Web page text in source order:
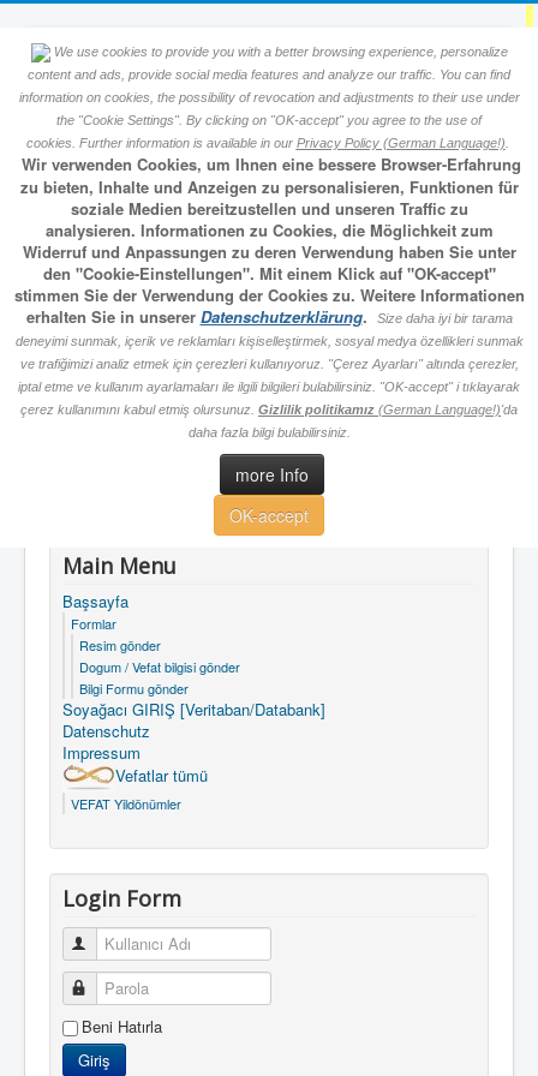
We use cookies to provide you with a better browsing experience, personalize
content and ads, provide social media features and analyze our traffic. You can find
information on cookies, the possibility of revocation and adjustments to their use under
the "Cookie Settings". By clicking on "OK-accept" you agree to the use of
cookies. Further information is available in our Privacy Policy (German Language!)
Wir verwenden Cookies, um Ihnen eine bessere Browser-Erfahrung
zu bieten, Inhalte und Anzeigen zu personalisieren, Funktionen für
soziale Medien bereitzustellen und unseren Traffic zu
analysieren. Informationen zu Cookies, die Möglichkeit zum
Widerruf und Anpassungen zu deren Verwendung haben Sie unter
den "Cookie-Einstellungen". Mit einem Klick auf "OK-accept"
stimmen Sie der Verwendung der Cookies zu. Weitere Informationen
erhalten Sie in unserer Datenschutzerklärung.
Size daha iyi bir tarama
deneyimi sunmak, içerik ve reklamları kişiselleştirmek, sosyal medya özellikleri sunmak
ve trafiğimizi analiz etmek için çerezleri kullanıyoruz. "Çerez Ayarları" altında çerezler,
iptal etme ve kullanım ayarlamaları ile ilgili bilgileri bulabilirsiniz. "OK-accept" i tıklayarak
çerez kullanımını kabul etmiş olursunuz. Gizlilik politikamız (German Language!)'da
daha fazla bilgi bulabilirsiniz.
more Info
OK-accept
Okumuş Sülalesi Soy ağacı
veritabanı
Events Calendar
By Year By Month By Week
Today
Jump to month
Preceding Day Sunday, 9. June 2024 Following Day
No events were found
Main Menu
Başsayfa
Formlar
Resim gönder
Dogum / Vefat bilgisi gönder
Bilgi Formu gönder
Soyağacı GIRIŞ [Veritaban/Databank]
Datenschutz
Impressum
Vefatlar tümü
VEFAT Yildönümler
Login Form
Kullanıcı Adı
Parola
Beni Hatırla
Giriş